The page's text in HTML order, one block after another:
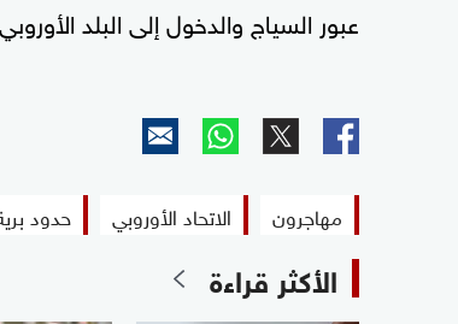
عبور السياج والدخول إلى البلد
مهاجرون الاتحاد الأوروبي حدود
الأكثر قراءة